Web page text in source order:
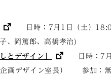
日時：7月1日（土）
、岡篤郎、高橋孝治)
とデザイン」
日時：7月
企画デザイン室長） 参加